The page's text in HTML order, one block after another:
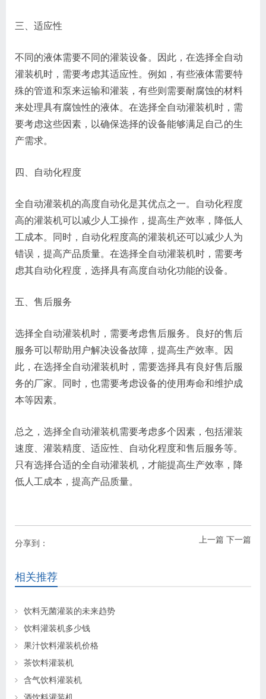
三、适应性
不同的液体需要不同的灌装设备。因此，在选择全自动
灌装机时，需要考虑其适应性。例如，有些液体需要特
殊的管道和泵来运输和灌装，有些则需要耐腐蚀的材料
来处理具有腐蚀性的液体。在选择全自动灌装机时，需
要考虑这些因素，以确保选择的设备能够满足自己的生
产需求。
四、自动化程度
全自动灌装机的高度自动化是其优点之一。自动化程度
高的灌装机可以减少人工操作，提高生产效率，降低人
工成本。同时，自动化程度高的灌装机还可以减少人为
错误，提高产品质量。在选择全自动灌装机时，需要考
虑其自动化程度，选择具有高度自动化功能的设备。
五、售后服务
选择全自动灌装机时，需要考虑售后服务。良好的售后
服务可以帮助用户解决设备故障，提高生产效率。因
此，在选择全自动灌装机时，需要选择具有良好售后服
务的厂家。同时，也需要考虑设备的使用寿命和维护成
本等因素。
总之，选择全自动灌装机需要考虑多个因素，包括灌装
速度、灌装精度、适应性、自动化程度和售后服务等。
只有选择合适的全自动灌装机，才能提高生产效率，降
低人工成本，提高产品质量。
上一篇 下一篇
分享到：
相关推荐
饮料无菌灌装的未来趋势
饮料灌装机多少钱
果汁饮料灌装机价格
茶饮料灌装机
含气饮料灌装机
酒饮料灌装机